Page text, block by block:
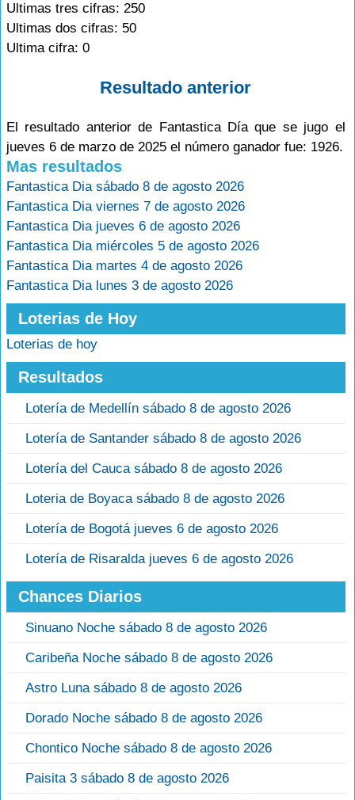
Ultimas tres cifras: 250
Ultimas dos cifras: 50
Ultima cifra: 0
Resultado anterior
El resultado anterior de Fantastica Día que se jugo el
jueves 6 de marzo de 2025 el número ganador fue: 1926.
Mas resultados
Fantastica Dia sábado 8 de agosto 2026
Fantastica Dia viernes 7 de agosto 2026
Fantastica Dia jueves 6 de agosto 2026
Fantastica Dia miércoles 5 de agosto 2026
Fantastica Dia martes 4 de agosto 2026
Fantastica Dia lunes 3 de agosto 2026
Loterias de Hoy
Loterias de hoy
Resultados
Lotería de Medellín sábado 8 de agosto 2026
Lotería de Santander sábado 8 de agosto 2026
Lotería del Cauca sábado 8 de agosto 2026
Loteria de Boyaca sábado 8 de agosto 2026
Lotería de Bogotá jueves 6 de agosto 2026
Lotería de Risaralda jueves 6 de agosto 2026
Chances Diarios
Sinuano Noche sábado 8 de agosto 2026
Caribeña Noche sábado 8 de agosto 2026
Astro Luna sábado 8 de agosto 2026
Dorado Noche sábado 8 de agosto 2026
Chontico Noche sábado 8 de agosto 2026
Paisita 3 sábado 8 de agosto 2026